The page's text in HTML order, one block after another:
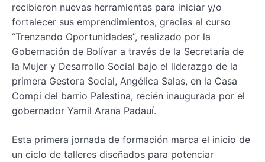
recibieron nuevas herramientas para iniciar y/o
fortalecer sus emprendimientos, gracias al curso
“Trenzando Oportunidades”, realizado por la
Gobernación de Bolívar a través de la Secretaría de
la Mujer y Desarrollo Social bajo el liderazgo de la
primera Gestora Social, Angélica Salas, en la Casa
Compi del barrio Palestina, recién inaugurada por el
gobernador Yamil Arana Padauí.
Esta primera jornada de formación marca el inicio de
un ciclo de talleres diseñados para potenciar